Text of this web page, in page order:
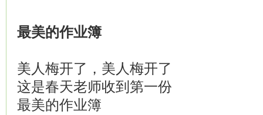
最美的作业簿
美人梅开了，美人梅开了
这是春天老师收到第一份
最美的作业簿